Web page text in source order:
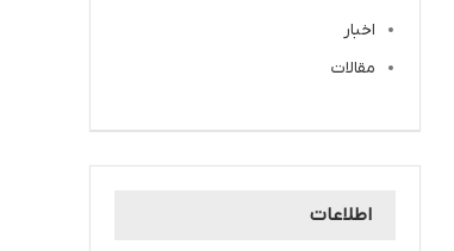
اخبار
مقالات
اطلاعات